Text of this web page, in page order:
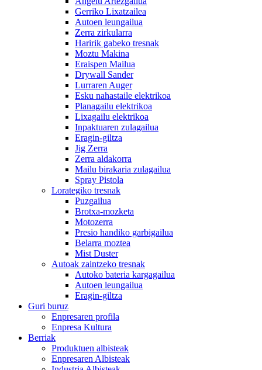
Gerriko Lixatzailea
Autoen leungailua
Zerra zirkularra
Haririk gabeko tresnak
Moztu Makina
Eraispen Mailua
Drywall Sander
Lurraren Auger
Esku nahastaile elektrikoa
Planagailu elektrikoa
Lixagailu elektrikoa
Inpaktuaren zulagailua
Eragin-giltza
Jig Zerra
Zerra aldakorra
Mailu birakaria zulagailua
Spray Pistola
Lorategiko tresnak
Puzgailua
Brotxa-mozketa
Motozerra
Presio handiko garbigailua
Belarra moztea
Mist Duster
Autoak zaintzeko tresnak
Autoko bateria kargagailua
Autoen leungailua
Eragin-giltza
Guri buruz
Enpresaren profila
Enpresa Kultura
Berriak
Produktuen albisteak
Enpresaren Albisteak